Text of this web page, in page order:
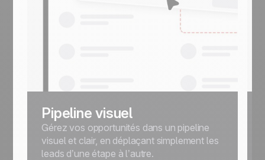
Pipeline visuel
Gérez vos opportunités dans un pipeline
visuel et clair, en déplaçant simplement les
leads d’une étape à l’autre.